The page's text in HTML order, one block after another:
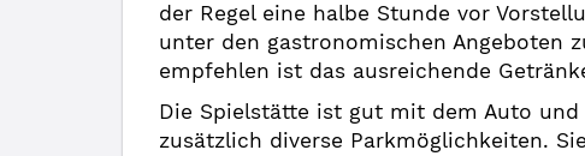
der Regel eine halbe Stunde vor
unter den gastronomischen Angeboten
empfehlen ist das ausreichende
Die Spielstätte ist gut mit dem Auto
zusätzlich diverse Parkmöglichkeiten.